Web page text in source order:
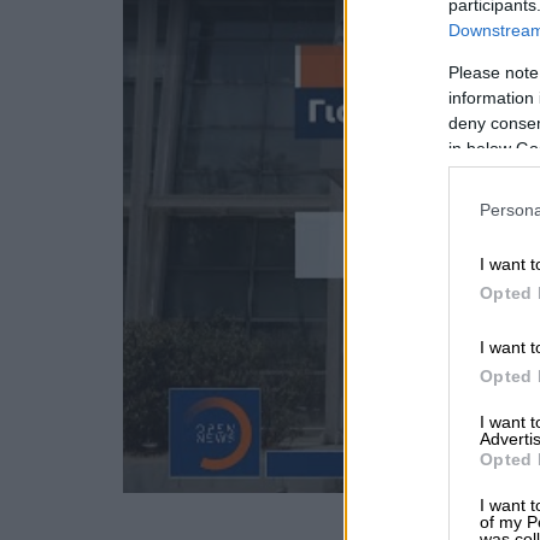
Please
information
deny
in below
I want
Opted
I want
Opted
I want
Opted
I want
of my